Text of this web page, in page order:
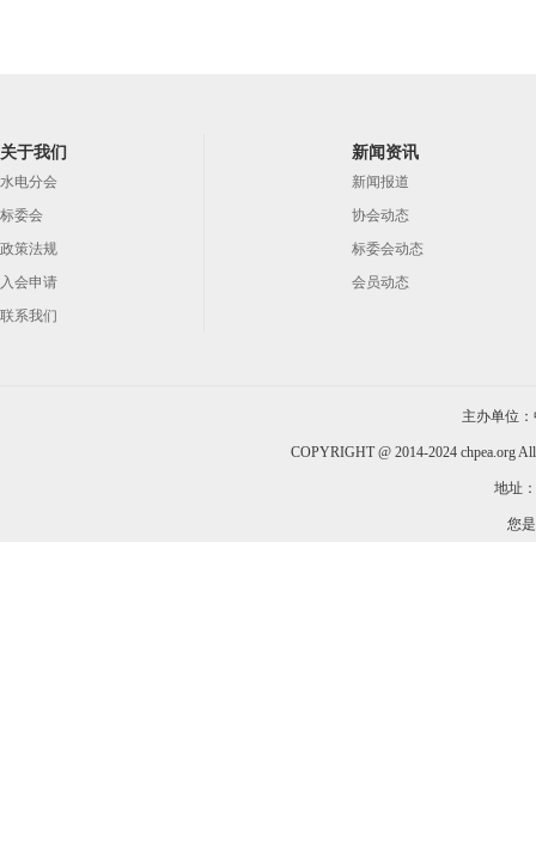
关于我们
水电分会
标委会
政策法规
入会申请
联系我们
新闻资讯
新闻报道
协会动态
标委会动态
会员动态
主办单位
COPYRIGHT @ 2014-2024 chpea.org
地址
您